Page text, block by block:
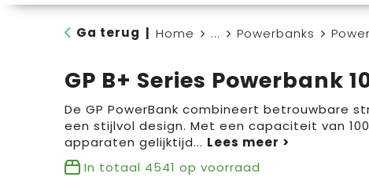
Ga terug Home ... Powerbanks
GP B+ Series Powerbank
De GP PowerBank combineert betrouwbare
een stijlvol design. Met een capaciteit van
apparaten gelijktijd...
In totaal 4541 op voorraad